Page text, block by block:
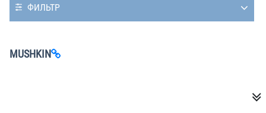
ФИЛЬТР
MUSHKIN